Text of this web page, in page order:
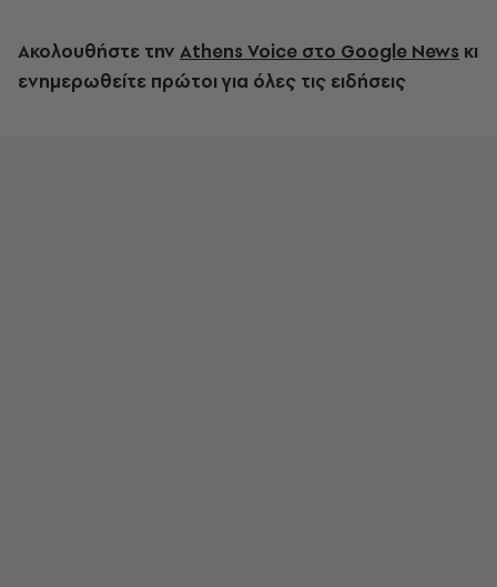
Ακολουθήστε την Athens Voice στο Google News κι
ενημερωθείτε πρώτοι για όλες τις ειδήσεις